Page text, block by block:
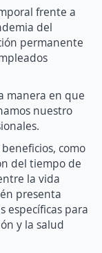
frente a
del
permanente
manera en que
nuestro
como
del tiempo de
la vida
presenta
específicas para
y la salud